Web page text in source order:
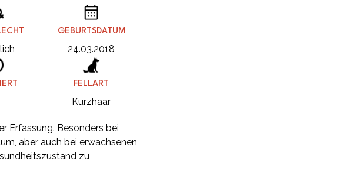
GEBURTSDATUM
24.03.2018
FELLART
Kurzhaar
Erfassung. Besonders bei
aber auch bei erwachsenen
zu